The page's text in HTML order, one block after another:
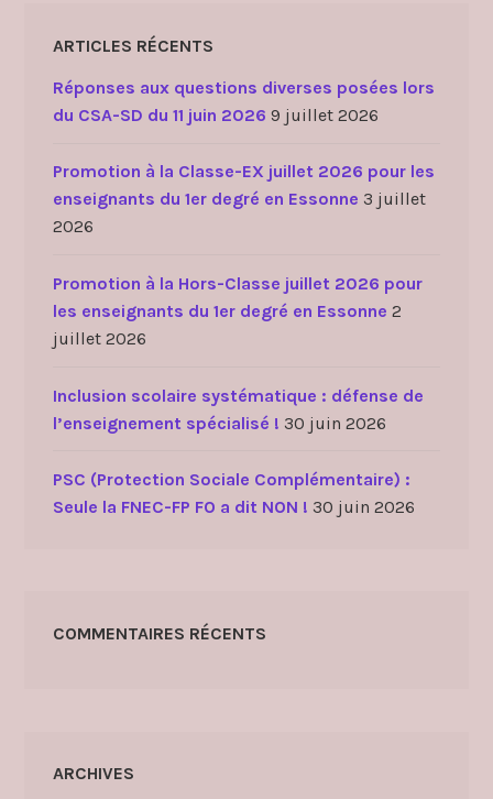
ARTICLES RÉCENTS
Réponses aux questions diverses posées lors
du CSA-SD du 11 juin 2026 9 juillet 2026
Promotion à la Classe-EX juillet 2026 pour les
enseignants du 1er degré en Essonne 3 juillet
2026
Promotion à la Hors-Classe juillet 2026 pour
les enseignants du 1er degré en Essonne 2
juillet 2026
Inclusion scolaire systématique : défense de
l’enseignement spécialisé ! 30 juin 2026
PSC (Protection Sociale Complémentaire) :
Seule la FNEC-FP FO a dit NON ! 30 juin 2026
COMMENTAIRES RÉCENTS
ARCHIVES